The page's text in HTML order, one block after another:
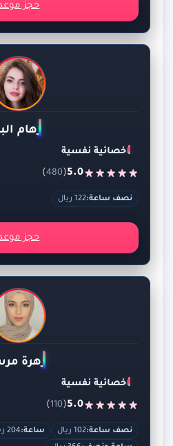
حجز
رهام
اخصائية نفسية
5.0
(
480
)
نصف ساعة:122 ريال
حجز
زهرة
اخصائية نفسية
5.0
(
110
)
نصف ساعة:102 ريال ساعة:204 ريال